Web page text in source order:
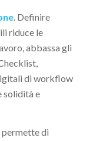
. Definire
riduce le
abbassa gli
di workflow
solidità e
di